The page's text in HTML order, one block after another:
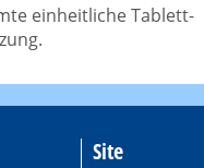
einheitliche Tablett-
Site